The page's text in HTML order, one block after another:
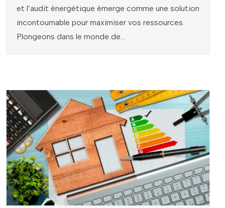
et l’audit énergétique émerge comme une solution
incontournable pour maximiser vos ressources.
Plongeons dans le monde de...